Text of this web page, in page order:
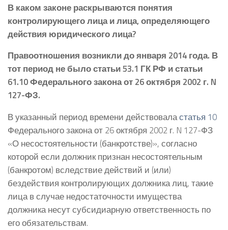
В каком законе раскрываются понятия
контролирующего лица и лица, определяющего
действия юридического лица?
Правоотношения возникли до января 2014 года. В
тот период не было статьи 53.1 ГК РФ и статьи
61.10 Федерального закона от 26 октября 2002 г. N
127-ФЗ.
В указанный период времени действоваластатья 10
Федерального закона от 26 октября 2002 г. N 127-ФЗ
«О несостоятельности (банкротстве)», согласно
которой если должник признан несостоятельным
(банкротом) вследствие действий и (или)
бездействия контролирующих должника лиц, такие
лица в случае недостаточности имущества
должника несут субсидиарную ответственность по
его обязательствам.